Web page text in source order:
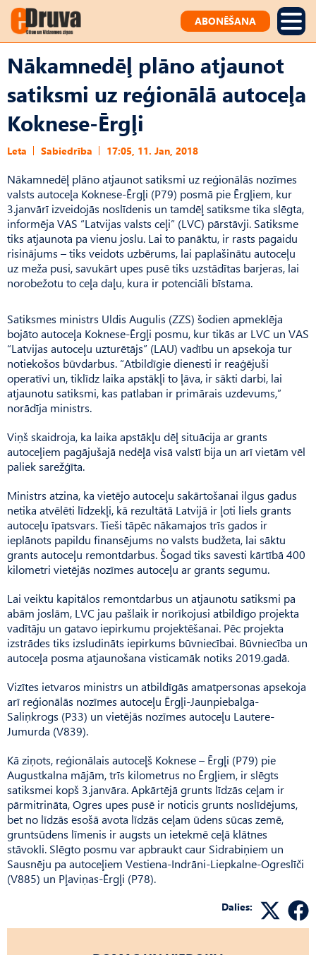
ABONĒŠANA
Nākamnedēļ plāno atjaunot
satiksmi uz reģionālā autoceļa
Koknese-Ērgļi
Leta Sabiedrība 17:05, 11. Jan, 2018
Nākamnedēļ plāno atjaunot satiksmi uz reģionālās nozīmes
valsts autoceļa Koknese-Ērgļi (P79) posmā pie Ērgļiem, kur
3.janvārī izveidojās noslīdenis un tamdēļ satiksme tika slēgta,
informēja VAS “Latvijas valsts ceļi” (LVC) pārstāvji. Satiksme
tiks atjaunota pa vienu joslu. Lai to panāktu, ir rasts pagaidu
risinājums – tiks veidots uzbērums, lai paplašinātu autoceļu
uz meža pusi, savukārt upes pusē tiks uzstādītas barjeras, lai
norobežotu to ceļa daļu, kura ir potenciāli bīstama.
Satiksmes ministrs Uldis Augulis (ZZS) šodien apmeklēja
bojāto autoceļa Koknese-Ērgļi posmu, kur tikās ar LVC un VAS
“Latvijas autoceļu uzturētājs” (LAU) vadību un apsekoja tur
notiekošos būvdarbus. “Atbildīgie dienesti ir reaģējuši
operatīvi un, tiklīdz laika apstākļi to ļāva, ir sākti darbi, lai
atjaunotu satiksmi, kas patlaban ir primārais uzdevums,”
norādīja ministrs.
Viņš skaidroja, ka laika apstākļu dēļ situācija ar grants
autoceļiem pagājušajā nedēļā visā valstī bija un arī vietām vēl
paliek sarežģīta.
Ministrs atzina, ka vietējo autoceļu sakārtošanai ilgus gadus
netika atvēlēti līdzekļi, kā rezultātā Latvijā ir ļoti liels grants
autoceļu īpatsvars. Tieši tāpēc nākamajos trīs gados ir
ieplānots papildu finansējums no valsts budžeta, lai sāktu
grants autoceļu remontdarbus. Šogad tiks savesti kārtībā 400
kilometri vietējās nozīmes autoceļu ar grants segumu.
Lai veiktu kapitālos remontdarbus un atjaunotu satiksmi pa
abām joslām, LVC jau pašlaik ir norīkojusi atbildīgo projekta
vadītāju un gatavo iepirkumu projektēšanai. Pēc projekta
izstrādes tiks izsludināts iepirkums būvniecībai. Būvniecība un
autoceļa posma atjaunošana visticamāk notiks 2019.gadā.
Vizītes ietvaros ministrs un atbildīgās amatpersonas apsekoja
arī reģionālās nozīmes autoceļu Ērgļi-Jaunpiebalga-
Saliņkrogs (P33) un vietējās nozīmes autoceļu Lautere-
Jumurda (V839).
Kā ziņots, reģionālais autoceļš Koknese – Ērgļi (P79) pie
Augustkalna mājām, trīs kilometrus no Ērgļiem, ir slēgts
satiksmei kopš 3.janvāra. Apkārtējā grunts līdzās ceļam ir
pārmitrināta, Ogres upes pusē ir noticis grunts noslīdējums,
bet no līdzās esošā avota līdzās ceļam ūdens sūcas zemē,
gruntsūdens līmenis ir augsts un ietekmē ceļā klātnes
stāvokli. Slēgto posmu var apbraukt caur Sidrabiņiem un
Sausnēju pa autoceļiem Vestiena-Indrāni-Liepkalne-Ogreslīči
(V885) un Pļaviņas-Ērgļi (P78).
Dalies: